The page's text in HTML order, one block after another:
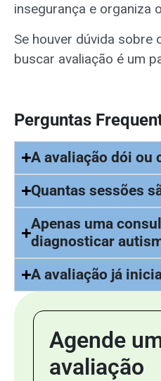
insegurança e organiza
Se houver dúvida sobre
buscar avaliação é um
Perguntas
A avaliação dói ou
Quantas sessões
Apenas uma
diagnosticar
A avaliação já
Agende
avaliação